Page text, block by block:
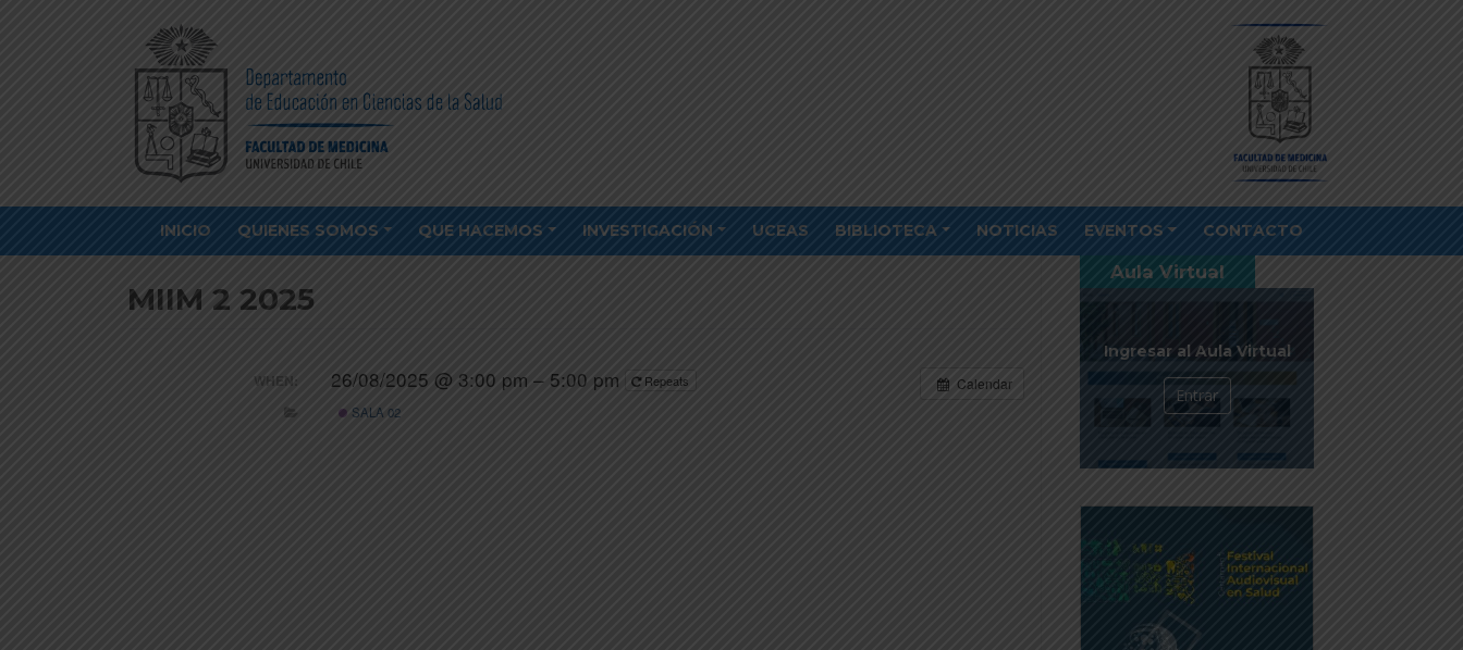
INICIO QUIENES SOMOS QUE HACEMOS INVESTIGACIÓN UCEAS BIBLIOTECA NOTICIAS EVENTOS CONTACTO
MIIM 2 2025
Calendar
WHEN: 26/08/2025 @ 3:00 pm – 5:00 pm
Repeats
SALA 02
Aula Virtual
Ingresar al Aula Virtual
Entrar